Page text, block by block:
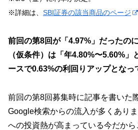
※詳細は、 SBI証券の該当商品のページ
前回の第8回が「4.97%」だったの
（仮条件）は「年4.80%〜5.60%」
ースで0.63%の利回りアップとなっ
前回の第8回募集時に記事を書いた
Google検索からの流入が多くあり
への投資熱が高まっている今だか